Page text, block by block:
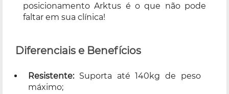
posicionamento Arktus é o que não pode
faltar em sua clínica!
Diferenciais e Benefícios
Resistente:Suporta até 140kg de peso
máximo;